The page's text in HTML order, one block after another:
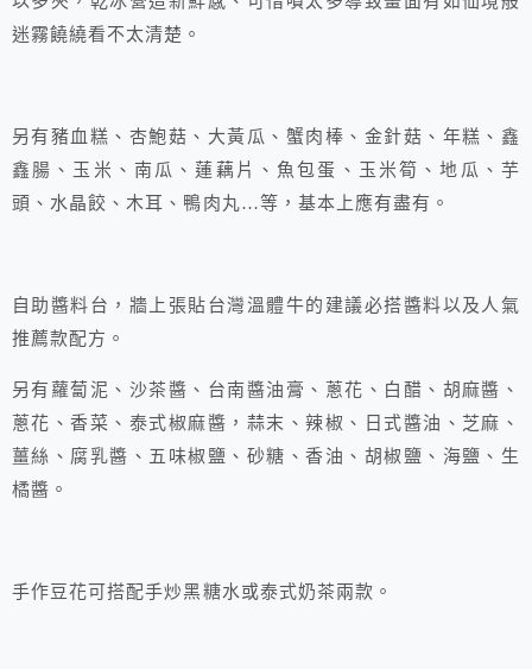
迷霧饒繞看不太清楚。
另有豬血糕、杏鮑菇、大黃瓜、蟹肉棒、金針菇、年糕、鑫
鑫腸、玉米、南瓜、蓮藕片、魚包蛋、玉米筍、地瓜、芋
頭、水晶餃、木耳、鴨肉丸…等，基本上應有盡有。
自助醬料台，牆上張貼台灣溫體牛的建議必搭醬料以及人氣
推薦款配方。
另有蘿蔔泥、沙茶醬、台南醬油膏、蔥花、白醋、胡麻醬、
蔥花、香菜、泰式椒麻醬，蒜末、辣椒、日式醬油、芝麻、
薑絲、腐乳醬、五味椒鹽、砂糖、香油、胡椒鹽、海鹽、生
橘醬。
手作豆花可搭配手炒黑糖水或泰式奶茶兩款。